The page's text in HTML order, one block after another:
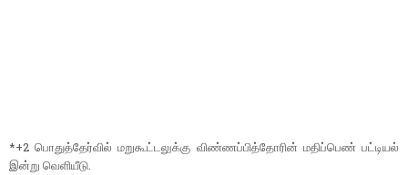
*+2 பொதுத்தேர்வில் மறுகூட்டலுக்கு விண்ணப்பித்தோரின் மதிப்பெண் பட்டியல்
இன்று வெளியீடு.